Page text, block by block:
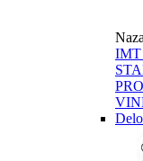
IMT